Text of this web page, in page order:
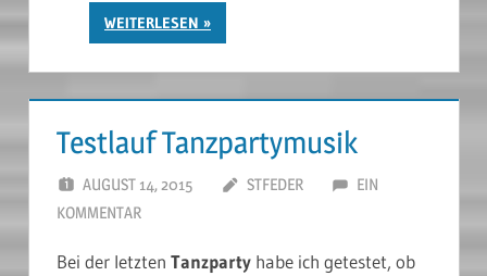
WEITERLESEN
Testlauf Tanzpartymusik
AUGUST 14, 2015 STFEDER
EIN
KOMMENTAR
Bei der letzten Tanzparty habe ich getestet, ob